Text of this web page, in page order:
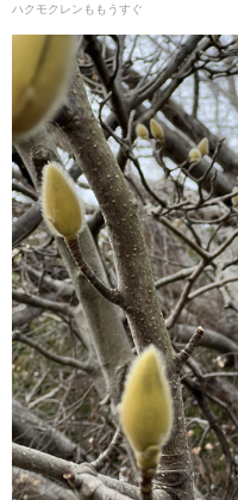
ハクモクレンももうすぐ